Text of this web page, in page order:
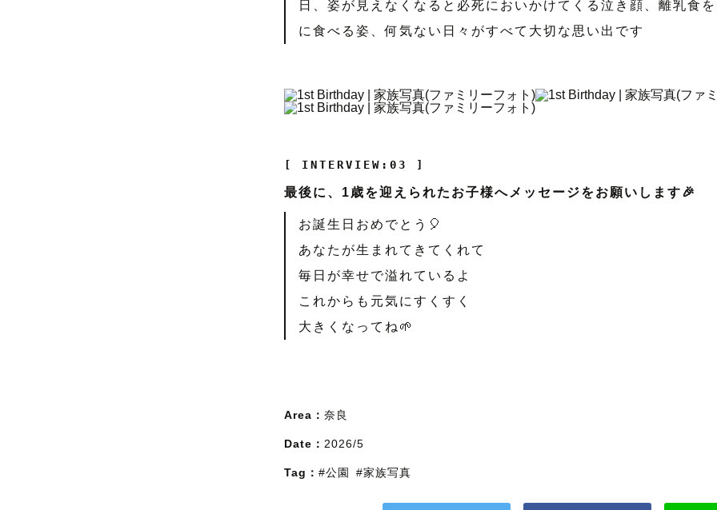
日、姿が見えなくなると必死においかけてくる泣き顔、離乳食を
に食べる姿、何気ない日々がすべて大切な思い出です
[ INTERVIEW:03 ]
最後に、1歳を迎えられたお子様へメッセージをお願いします🎉
お誕生日おめでとう🎈
あなたが生まれてきてくれて
毎日が幸せで溢れているよ
これからも元気にすくすく
大きくなってね🌱
Area： 奈良
Date： 2026/5
Tag： #公園 #家族写真